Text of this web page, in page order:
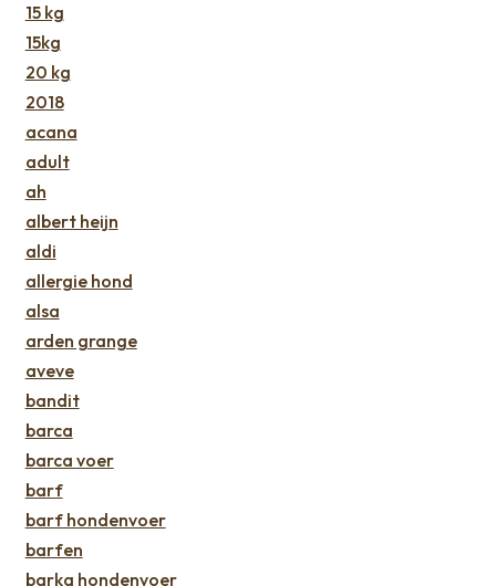
15 kg
15kg
20 kg
2018
acana
adult
ah
albert heijn
aldi
allergie hond
alsa
arden grange
aveve
bandit
barca
barca voer
barf
barf hondenvoer
barfen
barka hondenvoer